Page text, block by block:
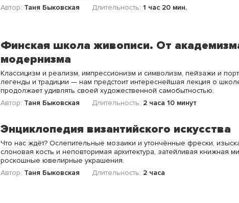
Автор: Таня Быковская Длительность: 1 час 20 мин.
Финская школа живописи. От
модернизма
Классицизм и реализм, импрессионизм и символизм, пейзажи и
легенды и традиции — нам предстоит интереснейшая лекция о
продолжает удивлять своей художественной самобытностью.
Автор: Таня Быковская Длительность: 2 часа 10 минут
Энциклопедия византийского искусства
Что нас ждёт? Ослепительные мозаики и утончённые фрески,
слоновая кость и неповторимая архитектура, затейливая книжная
роскошные ювелирные украшения.
Автор: Таня Быковская Длительность: 2 часа